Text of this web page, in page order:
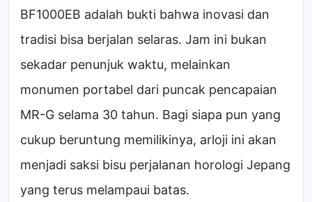
BF1000EB adalah bukti bahwa inovasi dan
tradisi bisa berjalan selaras. Jam ini bukan
sekadar penunjuk waktu, melainkan
monumen portabel dari puncak pencapaian
MR-G selama 30 tahun. Bagi siapa pun yang
cukup beruntung memilikinya, arloji ini akan
menjadi saksi bisu perjalanan horologi Jepang
yang terus melampaui batas.